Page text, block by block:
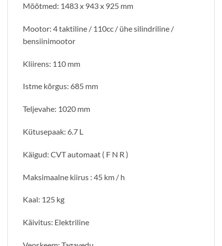
Mõõtmed: 1483 x 943 x 925 mm
Mootor: 4 taktiline / 110cc / ühe silindriline /
bensiinimootor
Kliirens: 110 mm
Istme kõrgus: 685 mm
Teljevahe: 1020 mm
Kütusepaak: 6.7 L
Käigud: CVT automaat ( F N R )
Maksimaalne kiirus : 45 km / h
Kaal: 125 kg
Käivitus: Elektriline